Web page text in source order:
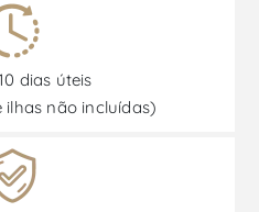
dias úteis
não incluídas)